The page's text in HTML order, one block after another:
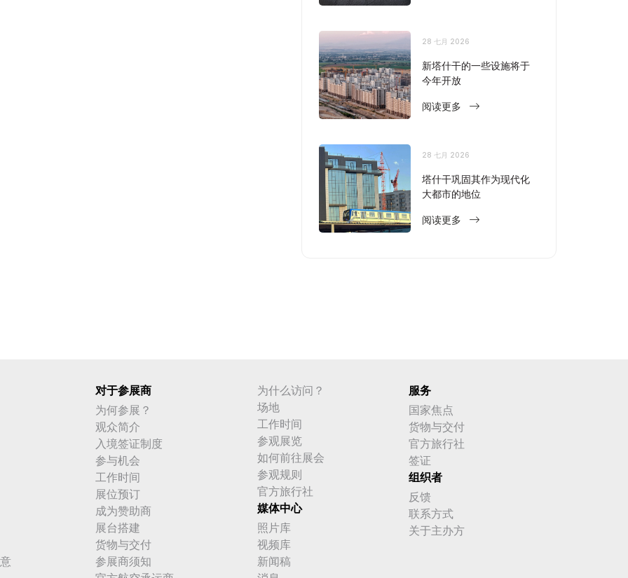
28 七月 2026
新塔什干的一些设施将于
今年开放
阅读更多
28 七月 2026
塔什干巩固其作为现代化
大都市的地位
阅读更多
对于参展商
为何参展？
观众简介
入境签证制度
参与机会
工作时间
展位预订
成为赞助商
展台搭建
货物与交付
参展商须知
为什么访问？
场地
工作时间
参观展览
如何前往展会
参观规则
官方旅行社
媒体中心
照片库
视频库
新闻稿
服务
国家焦点
货物与交付
官方旅行社
签证
组织者
反馈
联系方式
关于主办方